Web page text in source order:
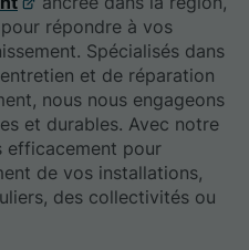
répondre à vos
Spécialisés dans
et de réparation
nous nous engageons
et durables. Avec notre
efficacement pour
de vos installations,
des collectivités ou